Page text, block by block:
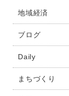
地域経済
ブログ
Daily
まちづくり